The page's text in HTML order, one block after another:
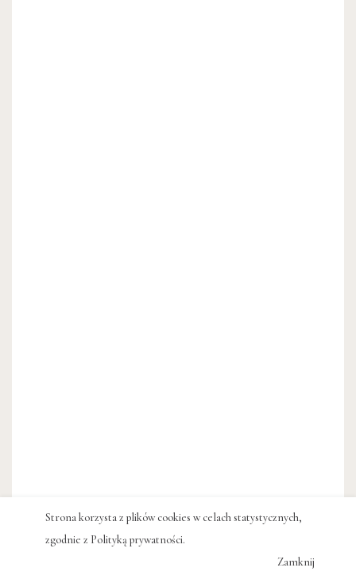
Strona korzysta z plików cookies w celach statystycznych,
zgodnie z Polityką prywatności.
Zamknij